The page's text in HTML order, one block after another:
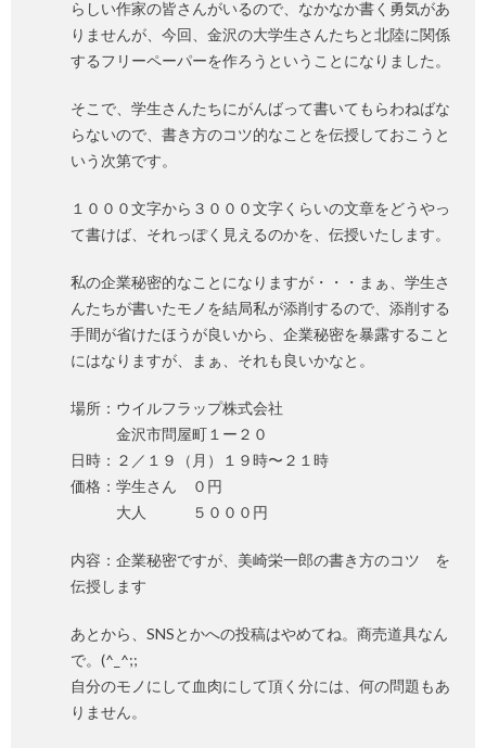
らしい作家の皆さんがいるので、なかなか書く勇気があ
りませんが、今回、金沢の大学生さんたちと北陸に関係
するフリーペーパーを作ろうということになりました。
そこで、学生さんたちにがんばって書いてもらわねばな
らないので、書き方のコツ的なことを伝授しておこうと
いう次第です。
１０００文字から３０００文字くらいの文章をどうやっ
て書けば、それっぽく見えるのかを、伝授いたします。
私の企業秘密的なことになりますが・・・まぁ、学生さ
んたちが書いたモノを結局私が添削するので、添削する
手間が省けたほうが良いから、企業秘密を暴露すること
にはなりますが、まぁ、それも良いかなと。
場所：ウイルフラップ株式会社
金沢市問屋町１ー２０
日時：２／１９（月）１９時〜２１時
価格：学生さん ０円
大人 ５０００円
内容：企業秘密ですが、美崎栄一郎の書き方のコツ を
伝授します
あとから、SNSとかへの投稿はやめてね。商売道具なん
で。(^_^;;
自分のモノにして血肉にして頂く分には、何の問題もあ
りません。